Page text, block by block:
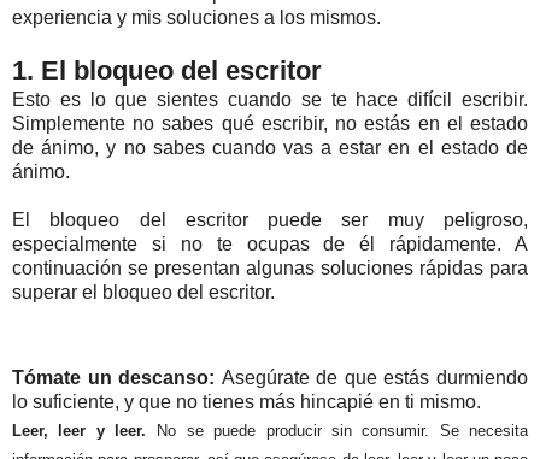
experiencia y mis soluciones a los mismos.
1. El bloqueo del escritor
Esto es lo que sientes cuando se te hace difícil escribir.
Simplemente no sabes qué escribir, no estás en el estado
de ánimo, y no sabes cuando vas a estar en el estado de
ánimo.
El bloqueo del escritor puede ser muy peligroso,
especialmente si no te ocupas de él rápidamente. A
continuación se presentan algunas soluciones rápidas para
superar el bloqueo del escritor.
Tómate un descanso: Asegúrate de que estás durmiendo
lo suficiente, y que no tienes más hincapié en ti mismo.
Leer, leer y leer. No se puede producir sin consumir. Se necesita